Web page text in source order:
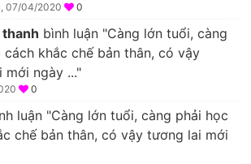
07/04/2020 0
bình luận "Càng lớn tuổi, càng
cách khắc chế bản thân, có vậy
mới ngày ..."
0
luận "Càng lớn tuổi, càng phải học
chế bản thân, có vậy tương lai mới